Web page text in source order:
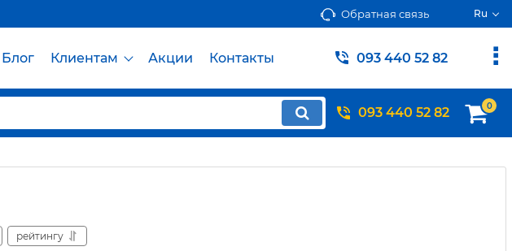
Обратная связь Ru
Блог Клиентам Акции Контакты 093 440 52 82
093 440 52 82 0
рейтингу